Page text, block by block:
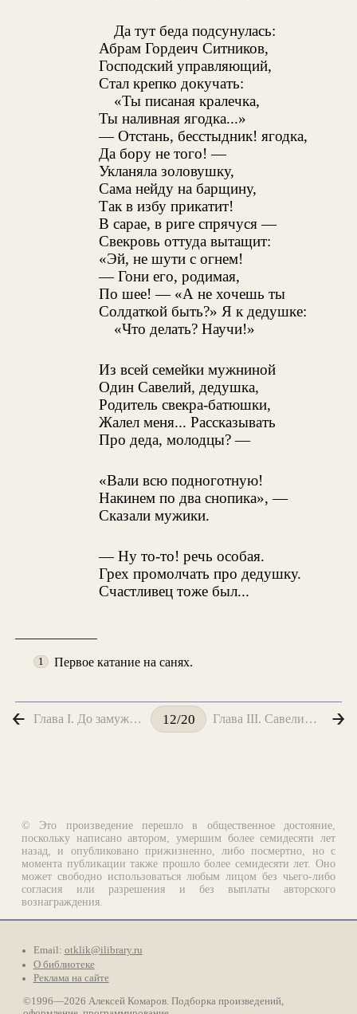
Да тут беда подсунулась:
Абрам Гордеич Ситников,
Господский управляющий,
Стал крепко докучать:
«Ты писаная кралечка,
Ты наливная ягодка...»
— Отстань, бесстыдник! ягодка,
Да бору не того! —
Укланяла золовушку,
Сама нейду на барщину,
Так в избу прикатит!
В сарае, в риге спрячуся —
Свекровь оттуда вытащит:
«Эй, не шути с огнем!
— Гони его, родимая,
По шее! — «А не хочешь ты
Солдаткой быть?» Я к дедушке:
«Что делать? Научи!»
Из всей семейки мужниной
Один Савелий, дедушка,
Родитель свекра-батюшки,
Жалел меня... Рассказывать
Про деда, молодцы? —
«Вали всю подноготную!
Накинем по два снопика», —
Сказали мужики.
— Ну то-то! речь особая.
Грех промолчать про дедушку.
Счастливец тоже был...
1 Первое катание на санях.
Глава I. До замужества 12/20 Глава III. Савелий, богатырь святорусский
© Это произведение перешло в общественное достояние,
поскольку написано автором, умершим более семидесяти лет
назад, и опубликовано прижизненно, либо посмертно, но с
момента публикации также прошло более семидесяти лет. Оно
может свободно использоваться любым лицом без чьего-либо
согласия или разрешения и без выплаты авторского
вознаграждения.
Email: otklik@ilibrary.ru
О библиотеке
Реклама на сайте
©1996—2026 Алексей Комаров. Подборка произведений,